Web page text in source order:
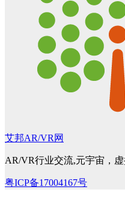
艾邦AR/VR网
AR/VR行业交流,元宇宙，
粤ICP备17004167号